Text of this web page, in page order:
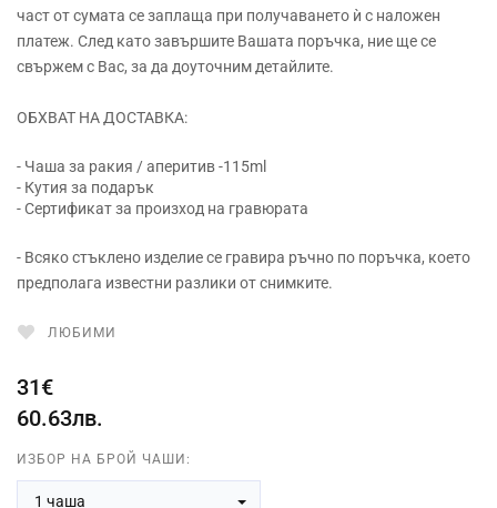
част от сумата се заплаща при получаването ѝ с наложен
платеж. След като завършите Вашата поръчка, ние ще се
свържем с Вас, за да доуточним детайлите.
ОБХВАТ НА ДОСТАВКА:
- Чаша за ракия / аперитив -115ml
- Кутия за подарък
- Сертификат за произход на гравюрата
- Всяко стъклено изделие се гравира ръчно по поръчка, което
предполага известни разлики от снимките.
ЛЮБИМИ
31€
60.63лв.
ИЗБОР НА БРОЙ ЧАШИ:
1 чаша